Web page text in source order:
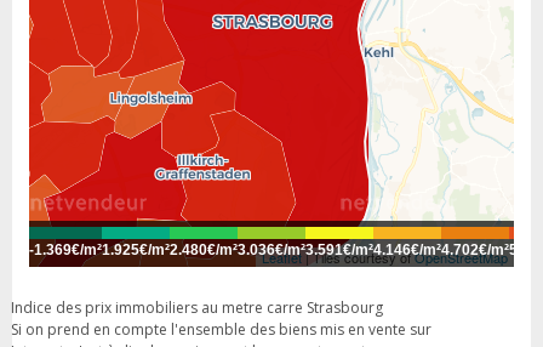
Leaflet| Tiles courtesy ofOpenStreetMap
-1.369€/m²1.925€/m²2.480€/m²3.036€/m²3.591€/m²4.146€/m²4.702€/m²
Indice des prix immobiliers au metre carre Strasbourg
Si on prend en compte l'ensemble des biens mis en vente sur